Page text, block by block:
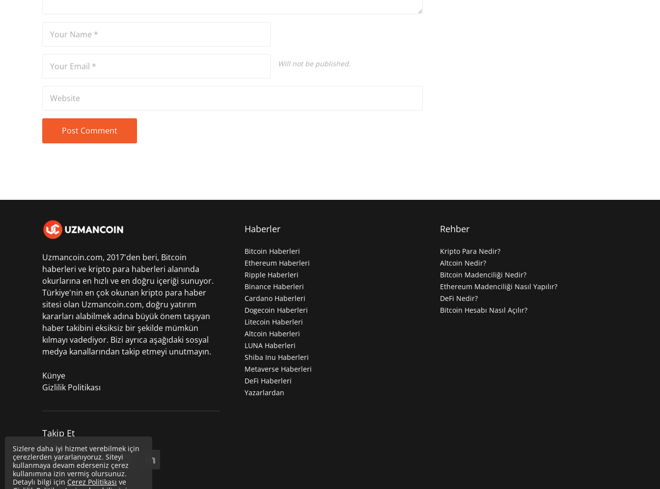
Will not be published.
Uzmancoin.com, 2017'den beri, Bitcoin
haberleri ve kripto para haberleri alanında
okurlarına en hızlı ve en doğru içeriği sunuyor.
Türkiye'nin en çok okunan kripto para haber
sitesi olan Uzmancoin.com, doğru yatırım
kararları alabilmek adına büyük önem taşıyan
haber takibini eksiksiz bir şekilde mümkün
kılmayı vadediyor. Bizi ayrıca aşağıdaki sosyal
medya kanallarından takip etmeyi unutmayın.
Künye
Gizlilik Politikası
Takip Et
Haberler
Bitcoin Haberleri
Ethereum Haberleri
Ripple Haberleri
Binance Haberleri
Cardano Haberleri
Dogecoin Haberleri
Litecoin Haberleri
Altcoin Haberleri
LUNA Haberleri
Shiba Inu Haberleri
Metaverse Haberleri
DeFi Haberleri
Yazarlardan
Rehber
Kripto Para Nedir?
Altcoin Nedir?
Bitcoin Madenciliği Nedir?
Ethereum Madenciliği Nasıl Yapılır?
DeFi Nedir?
Bitcoin Hesabı Nasıl Açılır?
Sizlere daha iyi hizmet verebilmek için
çerezlerden yararlanıyoruz. Siteyi
kullanmaya devam ederseniz çerez
kullanımına izin vermiş olursunuz.
Detaylı bilgi için Çerez Politikası ve